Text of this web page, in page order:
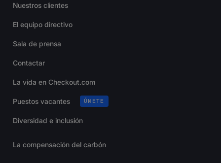
Nuestros clientes
El equipo directivo
Sala de prensa
Contactar
La vida en Checkout.com
Puestos vacantes ÚNETE
Diversidad e inclusión
La compensación del carbón